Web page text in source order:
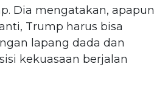
Dia mengatakan, apapun
Trump harus bisa
lapang dada dan
kekuasaan berjalan